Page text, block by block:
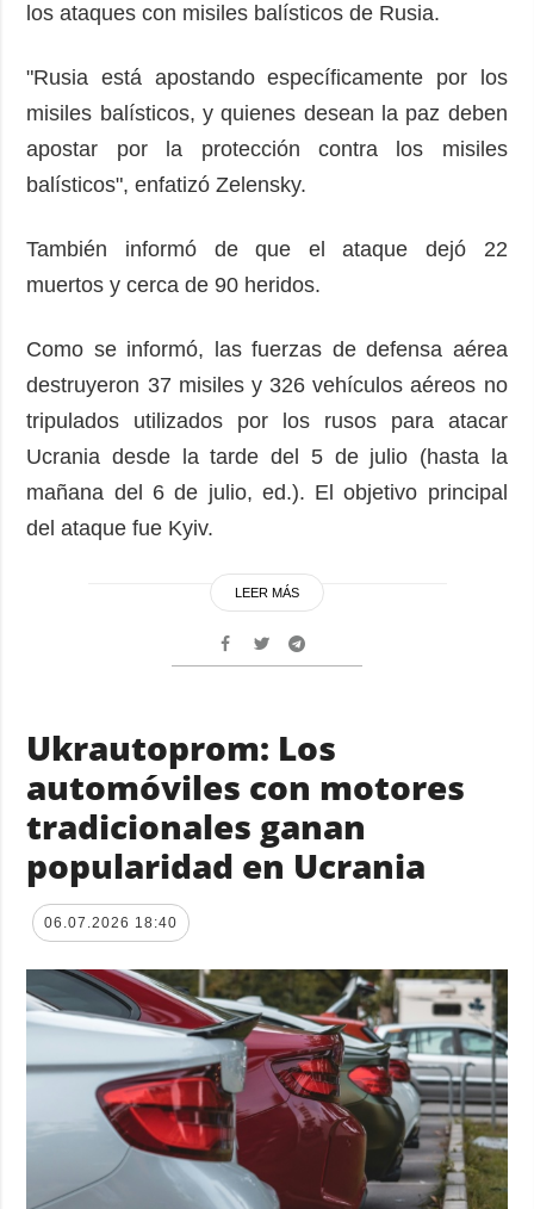
los ataques con misiles balísticos de Rusia.
"Rusia está apostando específicamente por los
misiles balísticos, y quienes desean la paz deben
apostar por la protección contra los misiles
balísticos", enfatizó Zelensky.
También informó de que el ataque dejó 22
muertos y cerca de 90 heridos.
Como se informó, las fuerzas de defensa aérea
destruyeron 37 misiles y 326 vehículos aéreos no
tripulados utilizados por los rusos para atacar
Ucrania desde la tarde del 5 de julio (hasta la
mañana del 6 de julio, ed.). El objetivo principal
del ataque fue Kyiv.
LEER MÁS
Ukrautoprom: Los
automóviles con motores
tradicionales ganan
popularidad en Ucrania
06.07.2026 18:40